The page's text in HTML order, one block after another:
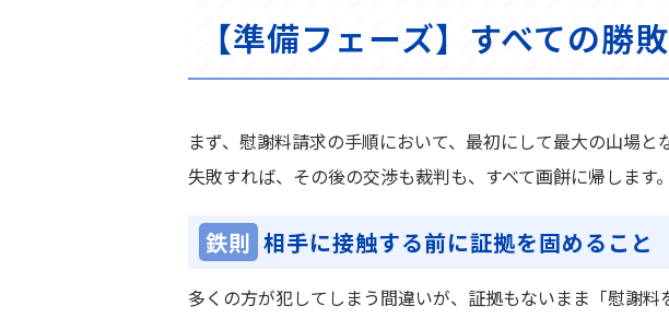
【準備フェーズ】すべての勝
まず、慰謝料請求の手順において、最初にして最大の山場
失敗すれば、その後の交渉も裁判も、すべて画餅に帰します。
鉄則 相手に接触する前に証拠を固めること
多くの方が犯してしまう間違いが、証拠もないまま「慰謝